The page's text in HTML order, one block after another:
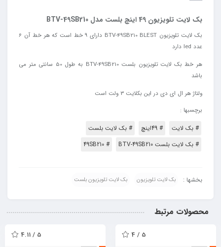
بک لایت تلویزیون 49 اینچ بلست مدل BTV-49SB210
بک لایت تلویزیون BTV-49SB210 BLEST دارای 9 خط است که هر خط آن 6
عدد led دارد
هر خط بک لایت تلویزیون بلست BTV-49SB210 به طول 50 سانتی متر می
باشد
ولتاژ هر ال ای دی در این بکلایت 3 ولت است
برچسبها :
# بک لایت # 49اینچ
# بک لایت بلست
# بک لایت بلست BTV-49SB210
# 49SB210
بخشها : بک لایت تلویزیون بک لایت تلویزیون بلست
محصولات مرتبط
5 / 4
5 / 4.11